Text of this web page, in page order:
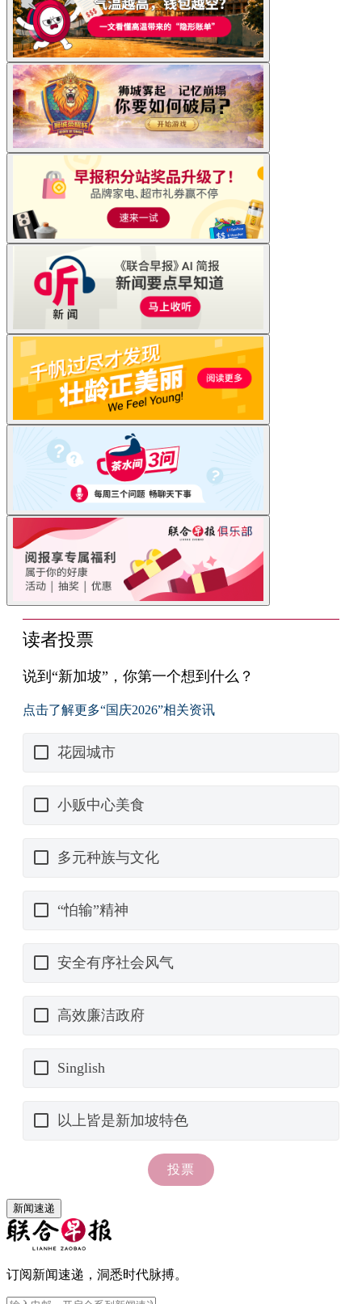
新闻速递
订阅新闻速递，洞悉时代脉搏。